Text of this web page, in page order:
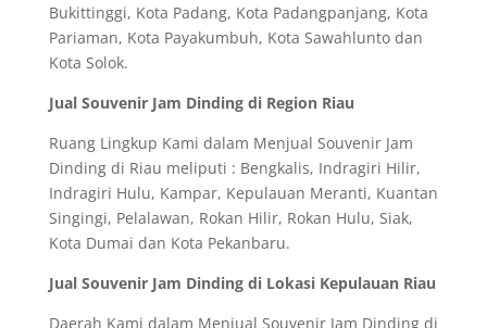
Bukittinggi, Kota Padang, Kota Padangpanjang, Kota
Pariaman, Kota Payakumbuh, Kota Sawahlunto dan
Kota Solok.
Jual Souvenir Jam Dinding di Region Riau
Ruang Lingkup Kami dalam Menjual Souvenir Jam
Dinding di Riau meliputi : Bengkalis, Indragiri Hilir,
Indragiri Hulu, Kampar, Kepulauan Meranti, Kuantan
Singingi, Pelalawan, Rokan Hilir, Rokan Hulu, Siak,
Kota Dumai dan Kota Pekanbaru.
Jual Souvenir Jam Dinding di Lokasi Kepulauan Riau
Daerah Kami dalam Menjual Souvenir Jam Dinding di